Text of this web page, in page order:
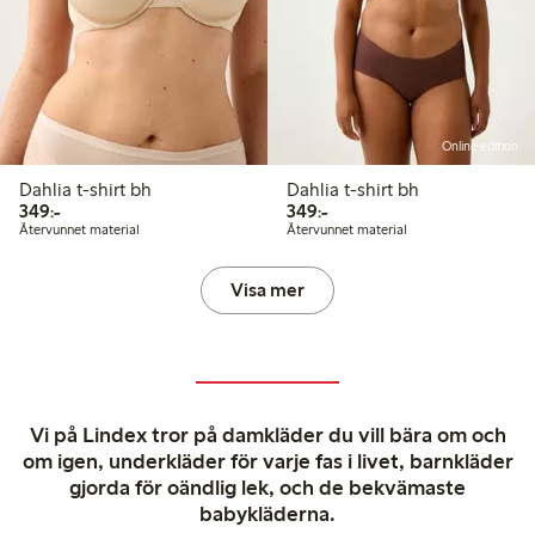
Dahlia t-shirt bh
349:-349,00 kr
Återvunnet material
Online edition
Dahlia t-shirt bh
349:-349,00 kr
Återvunnet material
Visa mer
Vi på Lindex tror på damkläder du vill bära om och
om igen, underkläder för varje fas i livet, barnkläder
gjorda för oändlig lek, och de bekvämaste
babykläderna.